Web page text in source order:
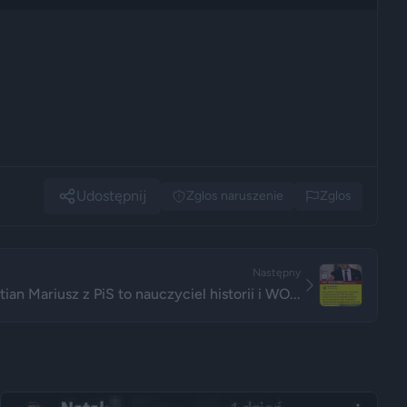
Udostępnij Zglos naruszenie Zglos
Następny
Mariusz z PiS to nauczyciel historii i WO...